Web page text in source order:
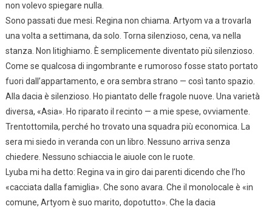
non volevo spiegare nulla.
Sono passati due mesi. Regina non chiama. Artyom va a trovarla
una volta a settimana, da solo. Torna silenzioso, cena, va nella
stanza. Non litighiamo. È semplicemente diventato più silenzioso.
Come se qualcosa di ingombrante e rumoroso fosse stato portato
fuori dall’appartamento, e ora sembra strano — così tanto spazio.
Alla dacia è silenzioso. Ho piantato delle fragole nuove. Una varietà
diversa, «Asia». Ho riparato il recinto — a mie spese, ovviamente.
Trentottomila, perché ho trovato una squadra più economica. La
sera mi siedo in veranda con un libro. Nessuno arriva senza
chiedere. Nessuno schiaccia le aiuole con le ruote.
Lyuba mi ha detto: Regina va in giro dai parenti dicendo che l’ho
«cacciata dalla famiglia». Che sono avara. Che il monolocale è «in
comune, Artyom è suo marito, dopotutto». Che la dacia